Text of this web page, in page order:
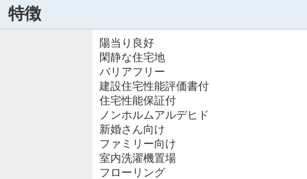
特徴
陽当り良好
閑静な住宅地
バリアフリー
建設住宅性能評価書付
住宅性能保証付
ノンホルムアルデヒド
新婚さん向け
ファミリー向け
室内洗濯機置場
フローリング